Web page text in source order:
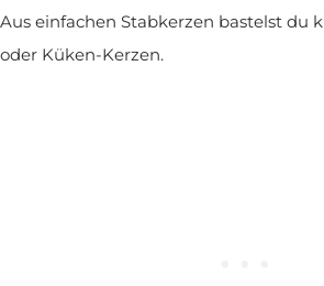
Aus einfachen Stabkerzen bastelst du
oder Küken-Kerzen.